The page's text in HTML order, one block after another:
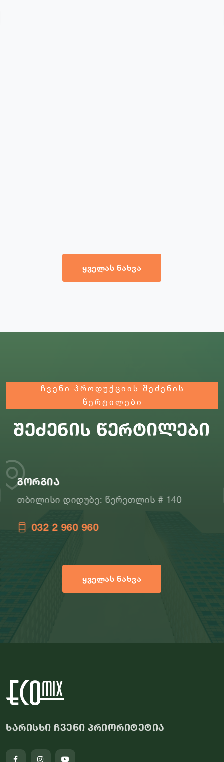
ᲧᲕᲔᲚᲐᲡ ᲜᲐᲮᲕᲐ
ჩვენი პროდუქციის შეძენის
წერტილები
შეძენის წერტილები
# 140 თბილისი,
ᲧᲕᲔᲚᲐᲡ ᲜᲐᲮᲕᲐ
ხარისხი ჩვენი პრიორიტეტია